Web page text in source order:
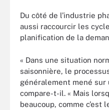
Du côté de l’industrie
aussi raccourcir les
planification de la
« Dans une situation
saisonnière, le
généralement mené sur
compare-t-il. « Mais
beaucoup, comme